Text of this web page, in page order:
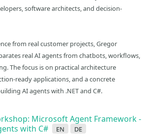
software architects, and decision-
from real customer projects, Gregor
real AI agents from chatbots, workflows,
The focus is on practical architecture
ready applications, and a concrete
AI agents with .NET and C#.
Microsoft Agent Framework -
with C#
en de